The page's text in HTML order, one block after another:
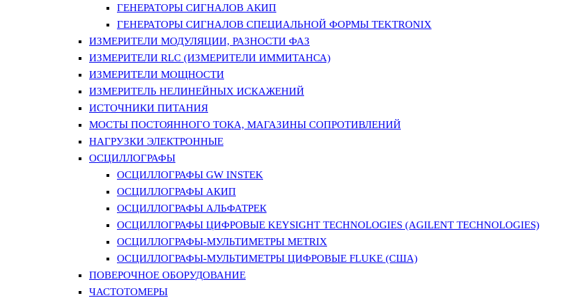
ГЕНЕРАТОРЫ СИГНАЛОВ АКИП
ГЕНЕРАТОРЫ СИГНАЛОВ СПЕЦИАЛЬНОЙ ФОРМЫ TEKTRONIX
ИЗМЕРИТЕЛИ МОДУЛЯЦИИ, РАЗНОСТИ ФАЗ
ИЗМЕРИТЕЛИ RLC (ИЗМЕРИТЕЛИ ИММИТАНСА)
ИЗМЕРИТЕЛИ МОЩНОСТИ
ИЗМЕРИТЕЛЬ НЕЛИНЕЙНЫХ ИСКАЖЕНИЙ
ИСТОЧНИКИ ПИТАНИЯ
МОСТЫ ПОСТОЯННОГО ТОКА, МАГАЗИНЫ СОПРОТИВЛЕНИЙ
НАГРУЗКИ ЭЛЕКТРОННЫЕ
ОСЦИЛЛОГРАФЫ
ОСЦИЛЛОГРАФЫ GW INSTEK
ОСЦИЛЛОГРАФЫ АКИП
ОСЦИЛЛОГРАФЫ АЛЬФАТРЕК
ОСЦИЛЛОГРАФЫ ЦИФРОВЫЕ KEYSIGHT TECHNOLOGIES (AGILENT TECHNOLOGIES)
ОСЦИЛЛОГРАФЫ-МУЛЬТИМЕТРЫ METRIX
ОСЦИЛЛОГРАФЫ-МУЛЬТИМЕТРЫ ЦИФРОВЫЕ FLUKE (США)
ПОВЕРОЧНОЕ ОБОРУДОВАНИЕ
ЧАСТОТОМЕРЫ